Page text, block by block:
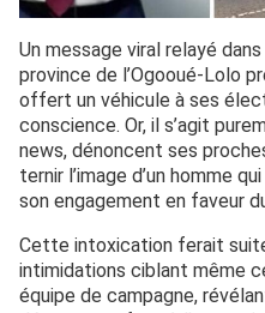
Un message viral relayé
province de l’Ogooué-Lolo
offert un véhicule à ses
conscience. Or, il s’agit
news, dénoncent ses
ternir l’image d’un homme
son engagement en faveur
Cette intoxication ferait
intimidations ciblant même
équipe de campagne,